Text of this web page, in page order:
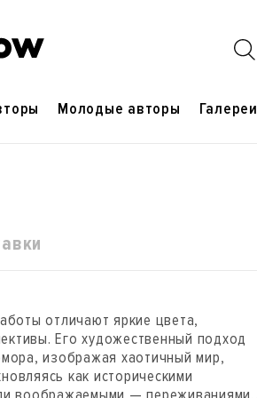
Молодые авторы Галереи
отличают яркие цвета,
Его художественный подход
изображая хаотичный мир,
как историческими